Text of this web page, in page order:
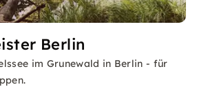
Berlin
im Grunewald in Berlin - für